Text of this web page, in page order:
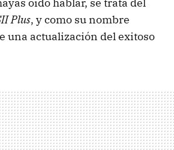
Plus, y como su nombre
una actualización del exitoso